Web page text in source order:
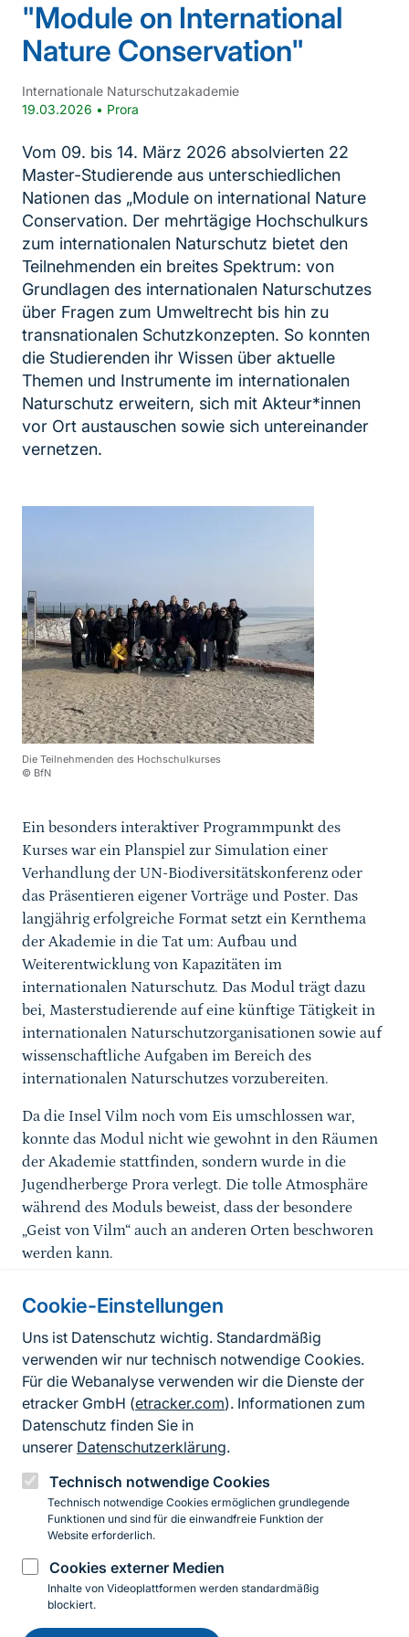
Cookie-Einstellungen
Uns ist Datenschutz wichtig. Standardmäßig
verwenden wir nur technisch notwendige Cookies.
Für die Webanalyse verwenden wir die Dienste der
etracker GmbH (etracker.com). Informationen zum
Datenschutz finden Sie in
unserer Datenschutzerklärung.
Technisch notwendige Cookies
Technisch notwendige Cookies ermöglichen grundlegende
Funktionen und sind für die einwandfreie Funktion der
Website erforderlich.
Cookies externer Medien
Inhalte von Videoplattformen werden standardmäßig
blockiert.
Einwilligung
"Module on International
Nature Conservation"
Internationale Naturschutzakademie
19.03.2026 • Prora
Vom 09. bis 14. März 2026 absolvierten 22
Master-Studierende aus unterschiedlichen
Nationen das „Module on international Nature
Conservation. Der mehrtägige Hochschulkurs
zum internationalen Naturschutz bietet den
Teilnehmenden ein breites Spektrum: von
Grundlagen des internationalen Naturschutzes
über Fragen zum Umweltrecht bis hin zu
transnationalen Schutzkonzepten. So konnten
die Studierenden ihr Wissen über aktuelle
Themen und Instrumente im internationalen
Naturschutz erweitern, sich mit Akteur*innen
vor Ort austauschen sowie sich untereinander
vernetzen.
Die Teilnehmenden des Hochschulkurses
© BfN
Ein besonders interaktiver Programmpunkt des
Kurses war ein Planspiel zur Simulation einer
Verhandlung der UN-Biodiversitätskonferenz oder
das Präsentieren eigener Vorträge und Poster. Das
langjährig erfolgreiche Format setzt ein Kernthema
der Akademie in die Tat um: Aufbau und
Weiterentwicklung von Kapazitäten im
internationalen Naturschutz. Das Modul trägt dazu
bei, Masterstudierende auf eine künftige Tätigkeit in
internationalen Naturschutzorganisationen sowie auf
wissenschaftliche Aufgaben im Bereich des
internationalen Naturschutzes vorzubereiten.
Da die Insel Vilm noch vom Eis umschlossen war,
konnte das Modul nicht wie gewohnt in den Räumen
der Akademie stattfinden, sondern wurde in die
Jugendherberge Prora verlegt. Die tolle Atmosphäre
während des Moduls beweist, dass der besondere
„Geist von Vilm“ auch an anderen Orten beschworen
werden kann.
Informationen zur Seite
FußzeileKontakt zum BfN
Kontaktformular
Erklärung zur Barrierefreiheit
Impressum
Datenschutz
InstagramFacebookYouTubeLinkedIn